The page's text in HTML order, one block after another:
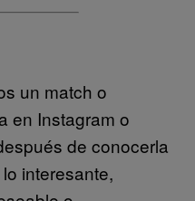
un match o
en Instagram o
de conocerla
interesante,